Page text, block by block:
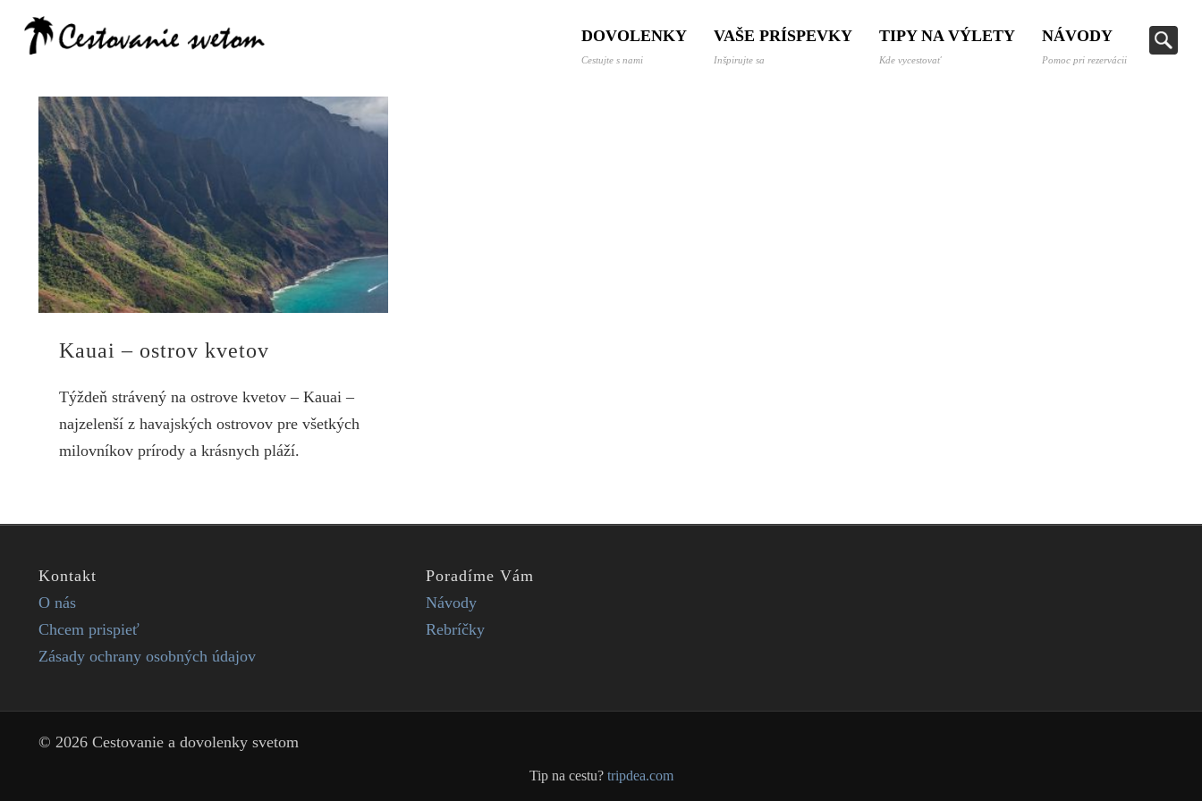
DOVOLENKY
Cestujte s nami
VAŠE PRÍSPEVKY
Inšpirujte sa
TIPY NA VÝLETY
Kde vycestovať
NÁVODY
Pomoc pri rezervácii
Kauai – ostrov kvetov
Týždeň strávený na ostrove kvetov – Kauai –
najzelenší z havajských ostrovov pre všetkých
milovníkov prírody a krásnych pláží.
Kontakt
O nás
Chcem prispieť
Zásady ochrany osobných údajov
Poradíme Vám
Návody
Rebríčky
© 2026 Cestovanie a dovolenky svetom
Tip na cestu? tripdea.com